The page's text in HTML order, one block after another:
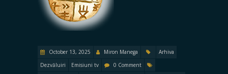
October 13, 2025 Miron Manega
Arhiva
Dezvăluiri
Emisiuni tv
0 Comment